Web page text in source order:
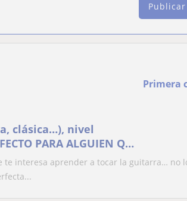
Primera
clásica…), nivel
PARA ALGUIEN QUE
te interesa aprender a tocar la guitarra… no